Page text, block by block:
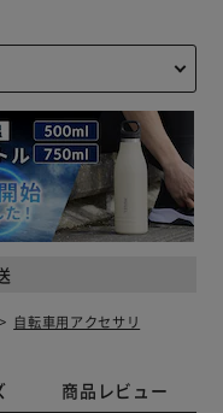
自転車用アクセサリ
商品レビュー